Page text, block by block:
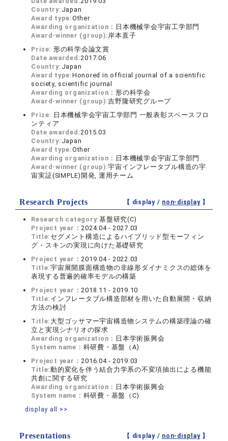
Country: Japan
Award type:Other
Awarding organization： 日本機械学会宇宙工学部門
Award-winner (group):岸本直子
Prize: 形の科学会論文賞
Date awarded:2017.06
Country: Japan
Award type:Honored in official journal of a scientific
society, scientific journal
Awarding organization：形の科学会
Award-winner (group):吉野隆研究グループ
Prize: 日本機械学会宇宙工学部門 一般表彰スペースフロ
ンティア
Date awarded:2015.03
Country: Japan
Award type:Other
Awarding organization： 日本機械学会宇宙工学部門
Award-winner (group):宇宙インフレータブル構造の宇
宙実証(SIMPLE)開発, 運用チーム
Research Projects 【 display / non-display】
Research category:基盤研究(C)
Project year：2024.04 - 2027.03
Title: セグメント構造によるハイブリッド型モーフィン
グ・スキンの実現に向けた基礎研究
Project year：2019.04 - 2022.03
Title:宇宙展開膜面構造物の非線形ダイナミクスの総体を
表現する普遍的確率モデルの構築
Project year：2018.11 - 2019.10
Title: インフレータブル構造部材を用いた自動展開・収納
方法の検討
Title: 大型ゴッサマー宇宙構造物システムの構築理論の確
立と実現シナリオの探求
Awarding organization： 日本学術振興会
System name： 科研費・基盤（A)
Project year：2016.04 - 2019.03
Title:動的変化を伴う結合力学系の不変項抽出による機能
共創に関する研究
Awarding organization： 日本学術振興会
System name： 科研費・基盤（C)
display all >>
Presentations 【 display / non-display】